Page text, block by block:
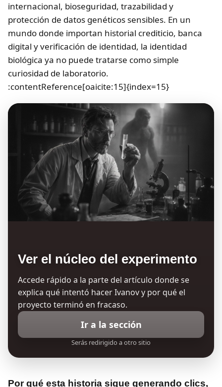
internacional, bioseguridad, trazabilidad y
protección de datos genéticos sensibles. En un
mundo donde importan historial crediticio, banca
digital y verificación de identidad, la identidad
biológica ya no puede tratarse como simple
curiosidad de laboratorio.
:contentReference[oaicite:15]{index=15}
Ver el núcleo del experimento
Accede rápido a la parte del artículo donde se
explica qué intentó hacer Ivanov y por qué el
proyecto terminó en fracaso.
Ir a la sección
Serás redirigido a otro sitio
Por qué esta historia sigue generando clics,